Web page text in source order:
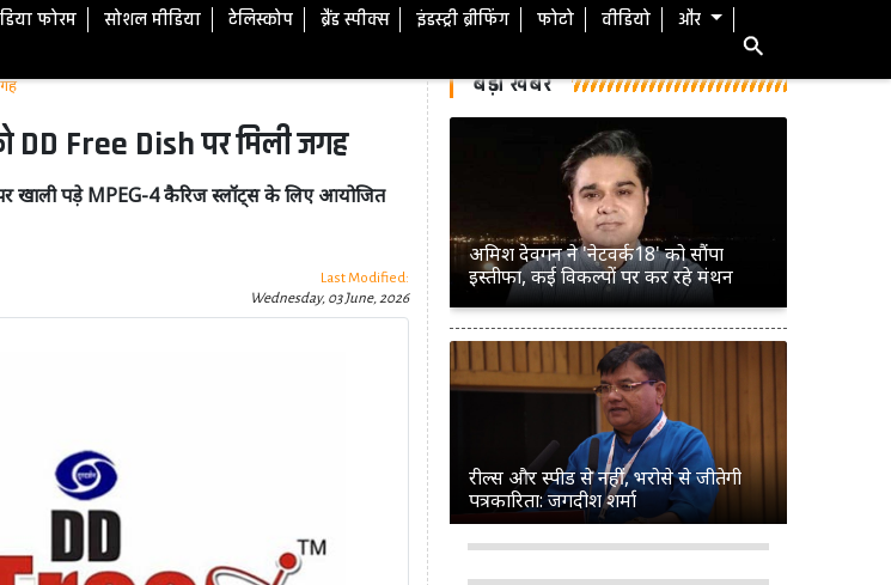
फोरम सोशल मीडिया टेलिस्कोप ब्रैंड स्पीक्स इंडस्ट्री ब्रीफिंग फोटो वीडियो और
DD Free Dish पर मिली जगह
पर खाली पड़े MPEG-4 कैरिज स्लॉट्स के लिए आयोजित
Last Modified:
Wednesday, 03 June, 2026
बड़ी खबरें
अमिश देवगन ने 'नेटवर्क18' को सौंपा
इस्तीफा, कई विकल्पों पर कर रहे मंथन
रील्स और स्पीड से नहीं, भरोसे से जीतेगी
पत्रकारिता: जगदीश शर्मा